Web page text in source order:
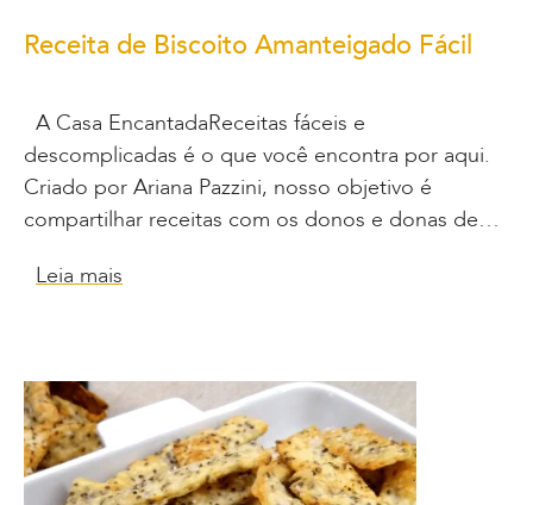
Receita de Biscoito Amanteigado Fácil
A Casa EncantadaReceitas fáceis e
descomplicadas é o que você encontra por aqui.
Criado por Ariana Pazzini, nosso objetivo é
compartilhar receitas com os donos e donas de…
Leia mais